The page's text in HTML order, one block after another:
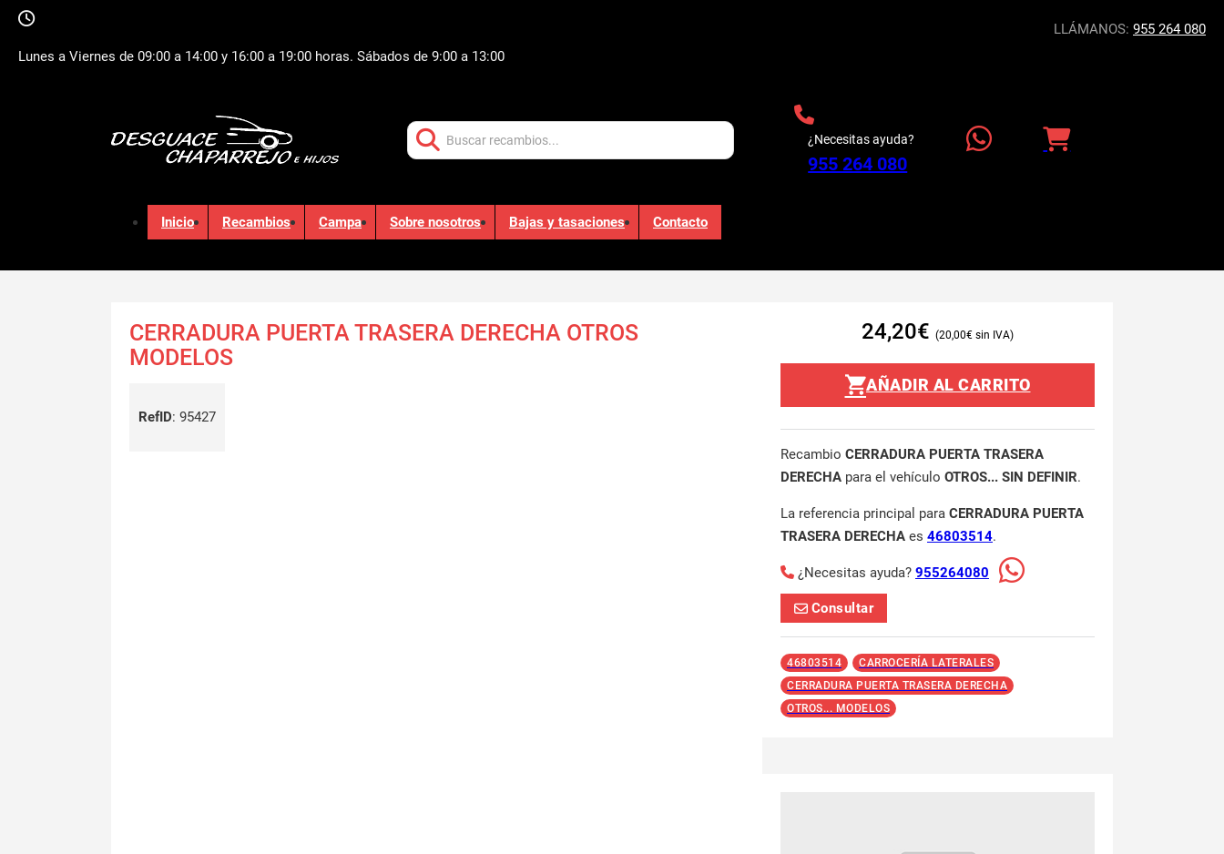
Lunes a Viernes de 09:00 a 14:00 y 16:00 a 19:00 horas. Sábados de 9:00 a 13:00
LLÁMANOS: 955 264 080
¿Necesitas ayuda?
955 264 080
Inicio Recambios Campa Sobre nosotros Bajas y tasaciones Contacto
CERRADURA PUERTA TRASERA DERECHA OTROS
MODELOS
RefID: 95427
24,20€ 20,00€
AÑADIR AL CARRITO
Recambio CERRADURA PUERTA TRASERA
DERECHA para el vehículo OTROS... SIN DEFINIR.
La referencia principal para CERRADURA PUERTA
TRASERA DERECHA es 46803514.
¿Necesitas ayuda? 955264080
Consultar
46803514
CARROCERÍA LATERALES
CERRADURA PUERTA TRASERA DERECHA
OTROS... MODELOS